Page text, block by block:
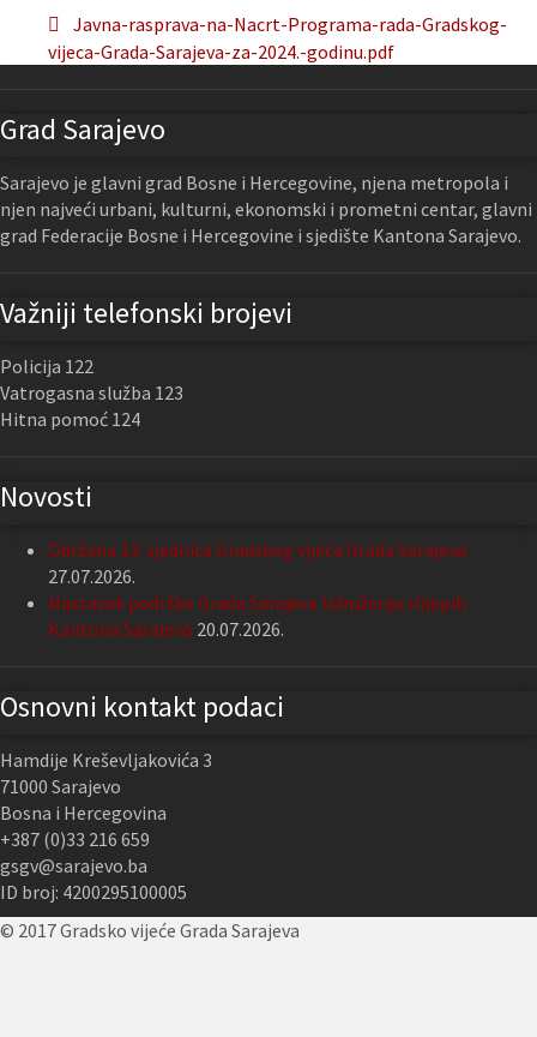
Javna-rasprava-na-Nacrt-Programa-rada-Gradskog-
vijeca-Grada-Sarajeva-za-2024.-godinu.pdf
Grad Sarajevo
Sarajevo je glavni grad Bosne i Hercegovine, njena metropola i
njen najveći urbani, kulturni, ekonomski i prometni centar, glavni
grad Federacije Bosne i Hercegovine i sjedište Kantona Sarajevo.
Važniji telefonski brojevi
Policija 122
Vatrogasna služba 123
Hitna pomoć 124
Novosti
Održana 13. sjednica Gradskog vijeća Grada Sarajeva
27.07.2026.
Nastavak podrške Grada Sarajeva Udruženju slijepih
Kantona Sarajevo 20.07.2026.
Osnovni kontakt podaci
Hamdije Kreševljakovića 3
71000 Sarajevo
Bosna i Hercegovina
+387 (0)33 216 659
gsgv@sarajevo.ba
ID broj: 4200295100005
© 2017 Gradsko vijeće Grada Sarajeva